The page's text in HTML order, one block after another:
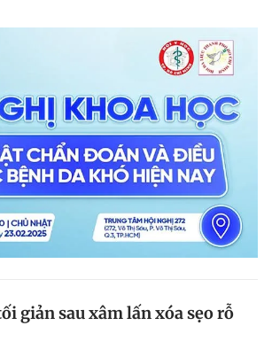
giản sau xâm lấn xóa sẹo rỗ